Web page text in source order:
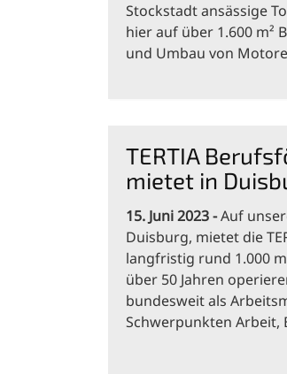
Stockstadt ansässige
hier auf über 1.600 m²
und Umbau von
TERTIA
mietet in
15. Juni 2023 Auf
Duisburg, mietet die
langfristig rund 1.000
über 50 Jahren
bundesweit als
Schwerpunkten Arbeit,